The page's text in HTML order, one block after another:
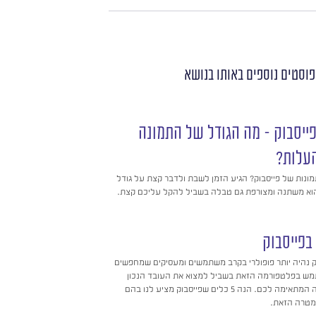
פוסטים נוספים באותו בנושא
– מה הגודל של התמונה
של פייסבוק? הגיע הזמן לשבת ולדבר קצת על גודל
הוא משתנה ומצורפת גם טבלה בשביל להקל עליכם קצת.
נהיה יותר פופולרי בקרב משתמשים ומעסיקים שמחפשים
בפלטפורמה הזאת בשביל למצוא את העובד הנכון
עבורכם או את המשרה המתאימה לכם. הנה 5 כלים שפייסבוק מציע לנו בהם
הזאת.